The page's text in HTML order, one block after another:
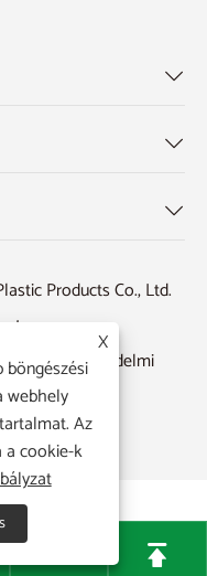



Products Co., Ltd.
| Adatvédelmi

X
webhely
Az
cookie-k